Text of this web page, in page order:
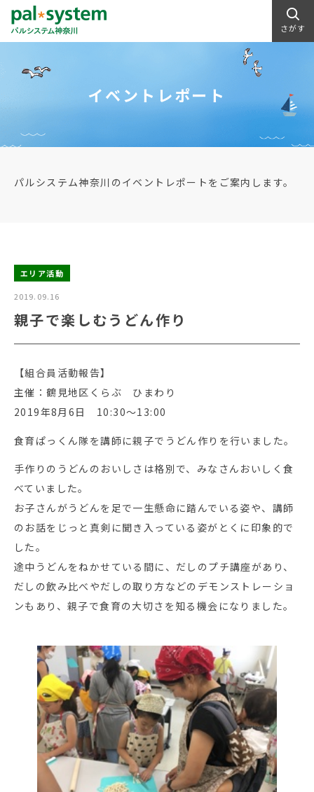
さがす
イベントレポート
パルシステム神奈川のイベントレポートをご案内します。
エリア活動
2019.09.16
親子で楽しむうどん作り
【組合員活動報告】
主催：鶴見地区くらぶ ひまわり
2019年8月6日 10:30～13:00
食育ぱっくん隊を講師に親子でうどん作りを行いました。
手作りのうどんのおいしさは格別で、みなさんおいしく食
べていました。
お子さんがうどんを足で一生懸命に踏んでいる姿や、講師
のお話をじっと真剣に聞き入っている姿がとくに印象的で
した。
途中うどんをねかせている間に、だしのプチ講座があり、
だしの飲み比べやだしの取り方などのデモンストレーショ
ンもあり、親子で食育の大切さを知る機会になりました。